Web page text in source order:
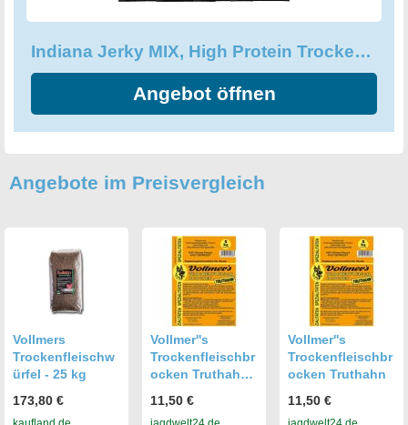
Indiana Jerky MIX, High Protein Trockenfleisch
Angebot öffnen
Angebote im Preisvergleich
Vollmers
Trockenfleischw
ürfel - 25 kg
173,80 €
Vollmer''s
Trockenfleischbr
ocken Truthahn
11,50 €
Vollmer''s
Trockenfleischbr
ocken Truthahn
11,50 €